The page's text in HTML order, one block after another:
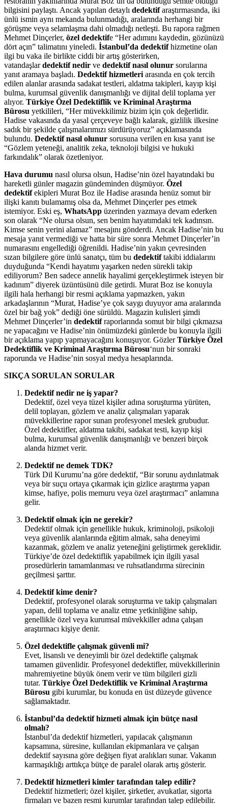
bilgisini paylaştı. Ancak yapılan detaylı dedektifaraştırmasında, iki
ünlü ismin aynı mekanda bulunmadığı, aralarında herhangi bir
görüşme veya selamlaşma dahi olmadığı netleşti. Bu rapora rağmen
Mehmet Dinçerler, özel dedektife “Her adımını kaydedin, gözünüzü
dört açın” talimatını yineledi. İstanbul’da dedektifhizmetine olan
ilgi bu vaka ile birlikte ciddi bir artış gösterirken,
vatandaşlardedektif nedir ve dedektif nasıl olunur sorularına
yanıt aramaya başladı. Dedektif hizmetleri arasında en çok tercih
edilen alanlar arasında sadakat testleri, aldatma takipleri, kayıp kişi
bulma, kurumsal güvenlik danışmanlığı ve dijital delil toplama yer
alıyor. Türkiye Özel Dedektiflik ve Kriminal Araştırma
Bürosu yetkilileri, “Her müvekkilimiz bizim için çok değerlidir.
Hadise vakasında da yasal çerçeveye bağlı kalarak, gizlilik ilkesine
sadık bir şekilde çalışmalarımızı sürdürüyoruz” açıklamasında
bulundu. Dedektif nasıl olunur sorusuna verilen en kısa yanıt ise
“Gözlem yeteneği, analitik zeka, teknoloji bilgisi ve hukuki
farkındalık” olarak özetleniyor.
Hava durumu nasıl olursa olsun, Hadise’nin özel hayatındaki bu
hareketli günler magazin gündeminden düşmüyor. Özel
dedektifekipleri Murat Boz ile Hadise arasında henüz somut bir
ilişki kanıtı bulamamış olsa da, Mehmet Dinçerler pes etmek
istemiyor. Eski eş, WhatsApp üzerinden yazmaya devam ederken
son olarak “Ne olursa olsun, sen benim hayatımdaki tek kadınsın.
Kimse senin yerini alamaz” mesajını gönderdi. Ancak Hadise’nin bu
mesaja yanıt vermediği ve hatta bir süre sonra Mehmet Dinçerler’in
numarasını engellediği öğrenildi. Hadise’nin yakın çevresinden
sızan bilgilere göre ünlü sanatçı, tüm bu dedektiftakibi iddialarını
duyduğunda “Kendi hayatımı yaşarken neden sürekli takip
ediliyorum? Ben sadece annelik hayalimi gerçekleştirmek isteyen bir
kadınım” diyerek üzüntüsünü dile getirdi. Murat Boz ise konuyla
ilgili hala herhangi bir resmi açıklama yapmazken, yakın
arkadaşlarının “Murat, Hadise’ye çok saygı duyuyor ama aralarında
özel bir bağ yok” dediği öne sürüldü. Magazin kulisleri şimdi
Mehmet Dinçerler’in dedektifraporlarında somut bir bilgi çıkmazsa
ne yapacağını ve Hadise’nin önümüzdeki günlerde bu konuyla ilgili
bir açıklama yapıp yapmayacağını konuşuyor. GözlerTürkiye Özel
Dedektiflik ve Kriminal Araştırma Bürosu‘nun bir sonraki
raporunda ve Hadise’nin sosyal medya hesaplarında.
SIKÇA SORULAN SORULAR
Dedektif nedir ne iş yapar?
Dedektif, özel veya tüzel kişiler adına soruşturma yürüten,
delil toplayan, gözlem ve analiz çalışmaları yaparak
müvekkillerine rapor sunan profesyonel meslek grubudur.
Özel dedektifler, aldatma takibi, sadakat testi, kayıp kişi
bulma, kurumsal güvenlik danışmanlığı ve benzeri birçok
alanda hizmet verir.
Dedektif ne demek TDK?
Türk Dil Kurumu’na göre dedektif, “Bir sorunu aydınlatmak
veya bir suçu ortaya çıkarmak için gizlice araştırma yapan
kimse, hafiye, polis memuru veya özel araştırmacı” anlamına
gelir.
Dedektif olmak için ne gerekir?
Dedektif olmak için genellikle hukuk, kriminoloji, psikoloji
veya güvenlik alanlarında eğitim almak, saha deneyimi
kazanmak, gözlem ve analiz yeteneğini geliştirmek gereklidir.
Türkiye’de özel dedektiflik yapabilmek için ilgili yasal
prosedürlerin tamamlanması ve ruhsatlandırma sürecinin
geçilmesi şarttır.
Dedektif kime denir?
Dedektif, profesyonel olarak soruşturma ve takip çalışmaları
yapan, delil toplama ve analiz etme yetkinliğine sahip,
genellikle özel veya kurumsal müvekkiller adına çalışan
araştırmacı kişiye denir.
Özel dedektifle çalışmak güvenli mi?
Evet, lisanslı ve deneyimli bir özel dedektifle çalışmak
tamamen güvenlidir. Profesyonel dedektifler, müvekkillerinin
mahremiyetine büyük önem verir ve tüm bilgileri gizli
tutar. Türkiye Özel Dedektiflik ve Kriminal Araştırma
Bürosu gibi kurumlar, bu konuda en üst düzeyde güvence
sağlamaktadır.
İstanbul’da dedektif hizmeti almak için bütçe nasıl
olmalı?
İstanbul’da dedektif hizmetleri, yapılacak çalışmanın
kapsamına, süresine, kullanılan ekipmanlara ve çalışan
dedektif sayısına göre değişen fiyat aralıkları sunar. Vakanın
karmaşıklığı arttıkça bütçe de paralel olarak artış gösterir.
Dedektif hizmetleri kimler tarafından talep edilir?
Dedektif hizmetleri; özel kişiler, şirketler, avukatlar, sigorta
firmaları ve bazen resmi kurumlar tarafından talep edilebilir.